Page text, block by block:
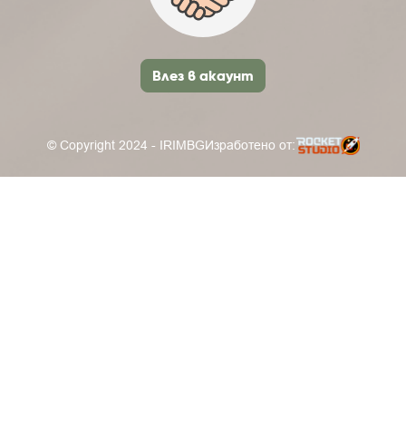
Влез в акаунт
© Copyright 2024 - IRIMBGИзработено от: